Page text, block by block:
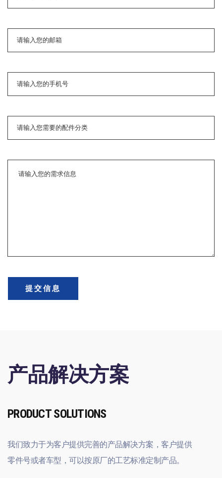
提交信息
产品解决方案
PRODUCT SOLUTIONS
我们致力于为客户提供完善的产品解决方案，客户提供
零件号或者车型，可以按原厂的工艺标准定制产品。